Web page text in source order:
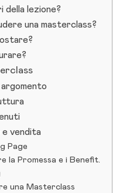
della lezione?
una masterclass?
argomento
e vendita
Page
la Promessa e i Benefit.
una Masterclass